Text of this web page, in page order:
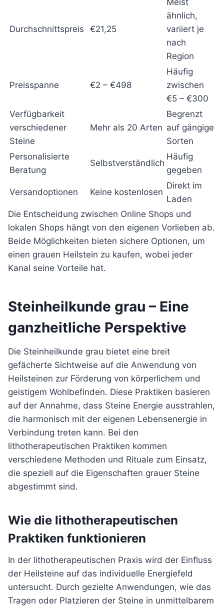
Durchschnittspreis €21,25
Meist
ähnlich,
variiert je
nach
Region
Preisspanne €2 – €498
Häufig
zwischen
€5 – €300
Verfügbarkeit
verschiedener
Steine
Mehr als 20 Arten
Begrenzt
auf gängige
Sorten
Personalisierte
Beratung
Selbstverständlich
Häufig
gegeben
Versandoptionen Keine kostenlosen
Direkt im
Laden
Die Entscheidung zwischen Online Shops und
lokalen Shops hängt von den eigenen Vorlieben ab.
Beide Möglichkeiten bieten sichere Optionen, um
einen grauen Heilstein zu kaufen, wobei jeder
Kanal seine Vorteile hat.
Steinheilkunde grau – Eine
ganzheitliche Perspektive
Die Steinheilkunde grau bietet eine breit
gefächerte Sichtweise auf die Anwendung von
Heilsteinen zur Förderung von körperlichem und
geistigem Wohlbefinden. Diese Praktiken basieren
auf der Annahme, dass Steine Energie ausstrahlen,
die harmonisch mit der eigenen Lebensenergie in
Verbindung treten kann. Bei den
lithotherapeutischen Praktiken kommen
verschiedene Methoden und Rituale zum Einsatz,
die speziell auf die Eigenschaften grauer Steine
abgestimmt sind.
Wie die lithotherapeutischen
Praktiken funktionieren
In der lithotherapeutischen Praxis wird der Einfluss
der Heilsteine auf das individuelle Energiefeld
untersucht. Durch gezielte Anwendungen, wie das
Tragen oder Platzieren der Steine in unmittelbarem